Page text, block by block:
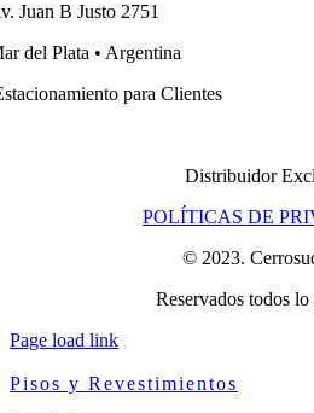
Juan B Justo 2751
del Plata • Argentina
para Clientes
Distribuidor
POLÍTICAS DE
© 2023.
Reservados todos lo
Page load link
Pisos y Revestimientos